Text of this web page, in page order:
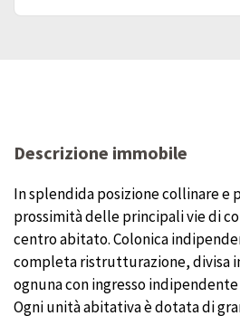
Descrizione immobile
In splendida posizione collinare e
prossimità delle principali vie di
centro abitato. Colonica
completa ristrutturazione, divisa
ognuna con ingresso
Ogni unità abitativa è dotata di